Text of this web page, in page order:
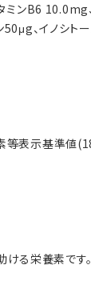
ンB6 10.0mg
、イノシト
表示基準値
る栄養素です。